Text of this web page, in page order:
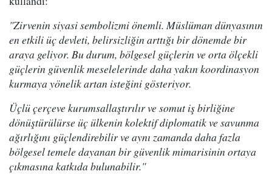
"Zirvenin siyasi sembolizmi önemli. Müslüman dünyasının
en etkili üç devleti, belirsizliğin arttığı bir dönemde bir
araya geliyor. Bu durum, bölgesel güçlerin ve orta ölçekli
güçlerin güvenlik meselelerinde daha yakın koordinasyon
kurmaya yönelik artan isteğini gösteriyor.
Üçlü çerçeve kurumsallaştırılır ve somut iş birliğine
dönüştürülürse üç ülkenin kolektif diplomatik ve savunma
ağırlığını güçlendirebilir ve aynı zamanda daha fazla
bölgesel temele dayanan bir güvenlik mimarisinin ortaya
çıkmasına katkıda bulunabilir."